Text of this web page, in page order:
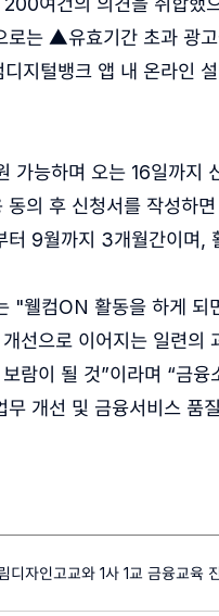
로는 ▲유효기간 초과 광
지털뱅크 앱 내 온라인
가능하며 오는 16일까지
동의 후 신청서를 작성하
터 9월까지 3개월간이며,
"웰컴ON 활동을 하게 되
선으로 이어지는 일련의
람이 될 것”이라며 “금
무 개선 및 금융서비스 품
디자인고교와 1사 1교 금융교육